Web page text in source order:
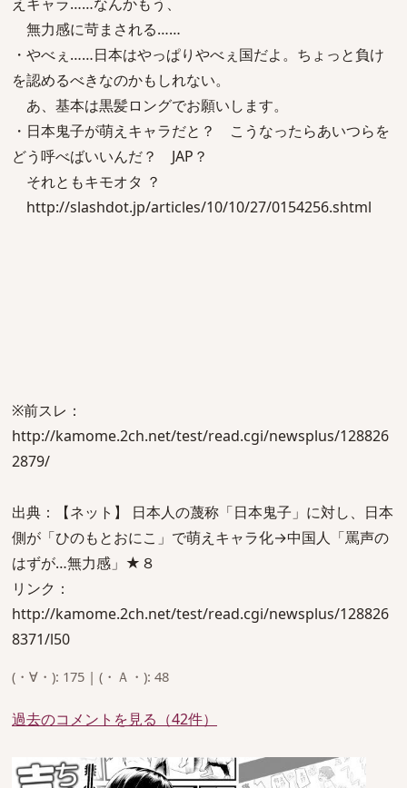
無力感に苛まされる……
・やべぇ……日本はやっぱりやべぇ国だよ。ちょっと負け
を認めるべきなのかもしれない。
あ、基本は黒髪ロングでお願いします。
・日本鬼子が萌えキャラだと？ こうなったらあいつらを
どう呼べばいいんだ？ JAP？
それともキモオタ ？
http://slashdot.jp/articles/10/10/27/0154256.shtml
※前スレ：
http://kamome.2ch.net/test/read.cgi/newsplus/128826
2879/
出典：【ネット】 日本人の蔑称「日本鬼子」に対し、日本
側が「ひのもとおにこ」で萌えキャラ化→中国人「罵声の
はずが…無力感」★８
リンク：
http://kamome.2ch.net/test/read.cgi/newsplus/128826
8371/l50
(・∀・): 175 | (・Ａ・): 48
過去のコメントを見る（42件）